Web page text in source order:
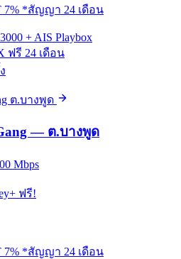
7% *สัญญา 24 เดือน
+ AIS Playbox
ฟรี 24 เดือน
ต.บางพูด
— ต.บางพูด
Mbps
ฟรี!
7% *สัญญา 24 เดือน